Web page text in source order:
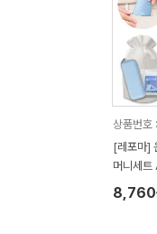
상품번
[레포마]
머니세트
8,760